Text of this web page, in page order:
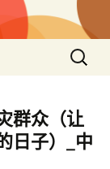
搜
尋
鍵
字:
群众（让
日子）_中